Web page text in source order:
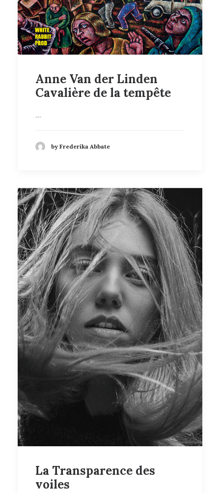
Anne Van der Linden
Cavalière de la tempête
…
by Frederika Abbate
La Transparence des
voiles